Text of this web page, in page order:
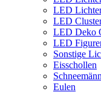
LED
LED
LED Deko
LED
Sonstige
Eisschollen
Eulen